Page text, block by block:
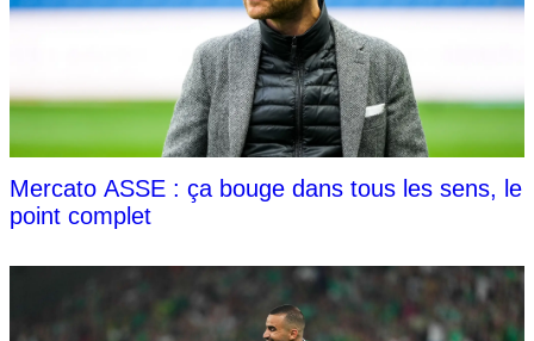
Mercato ASSE : ça bouge dans tous les sens, le
point complet